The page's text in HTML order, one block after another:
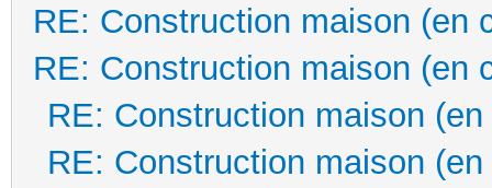
RE: Construction maison (en
RE: Construction maison (en
RE: Construction maison
RE: Construction maison